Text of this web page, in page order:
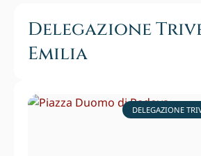
Delegazione
Emilia
DELEGAZIONE